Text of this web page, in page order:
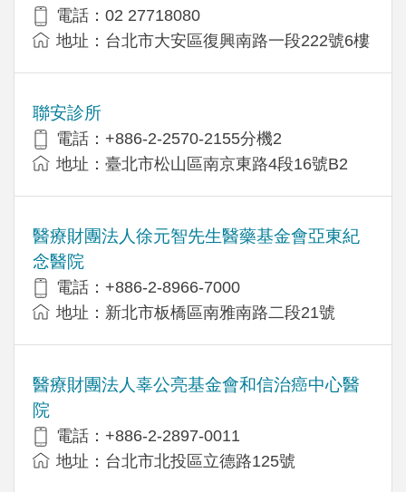
電話：02 27718080
地址：台北市大安區復興南路一段222號6樓
聯安診所
電話：+886-2-2570-2155分機2
地址：臺北市松山區南京東路4段16號B2
醫療財團法人徐元智先生醫藥基金會亞東紀
念醫院
電話：+886-2-8966-7000
地址：新北市板橋區南雅南路二段21號
醫療財團法人辜公亮基金會和信治癌中心醫
院
電話：+886-2-2897-0011
地址：台北市北投區立德路125號